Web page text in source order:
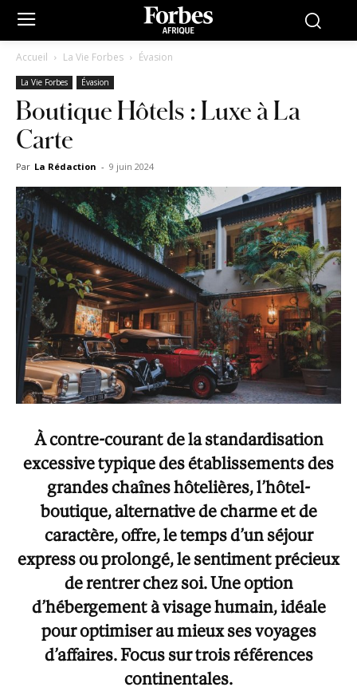
Accueil La Vie Forbes Évasion
La Vie Forbes Évasion
Boutique Hôtels : Luxe à La
Carte
Par La Rédaction - 9 juin 2024
À contre-courant de la standardisation
excessive typique des établissements des
grandes chaînes hôtelières, l’hôtel-
boutique, alternative de charme et de
caractère, offre, le temps d’un séjour
express ou prolongé, le sentiment précieux
de rentrer chez soi. Une option
d’hébergement à visage humain, idéale
pour optimiser au mieux ses voyages
d’affaires. Focus sur trois références
continentales.